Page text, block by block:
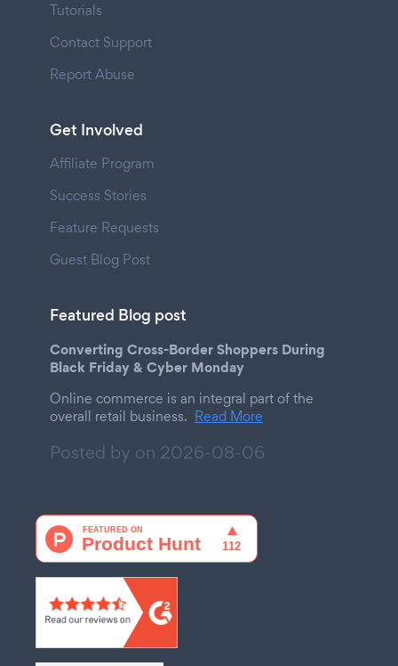
Tutorials
Contact Support
Report Abuse
Get Involved
Affiliate Program
Success Stories
Feature Requests
Guest Blog Post
Featured Blog post
Converting Cross-Border Shoppers During
Black Friday & Cyber Monday
Online commerce is an integral part of the
overall retail business. Read More
Posted by on 2026-08-06